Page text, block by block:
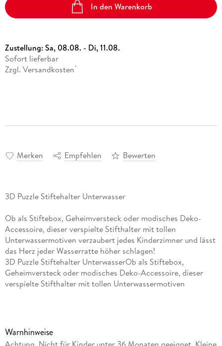
In den Warenkorb
Zustellung:Sa, 08.08. - Di, 11.08.
Sofort lieferbar
Zzgl. Versandkosten *
Merken Empfehlen Bewerten
3D Puzzle Stiftehalter Unterwasser
Ob als Stiftebox, Geheimversteck oder modisches Deko-
Accessoire, dieser verspielte Stifthalter mit tollen
Unterwassermotiven verzaubert jedes Kinderzimner und lässt
das Herz jeder Wasserratte höher schlagen!
3D Puzzle Stiftehalter UnterwasserOb als Stiftebox,
Geheimversteck oder modisches Deko-Accessoire, dieser
verspielte Stifthalter mit tollen Unterwassermotiven
erscheinen. Wer hätte gedacht, dass man Träume puzzeln
kann? Neben dem Sneaker, der Aufbewahrungsbox oder der
Warnhinweise